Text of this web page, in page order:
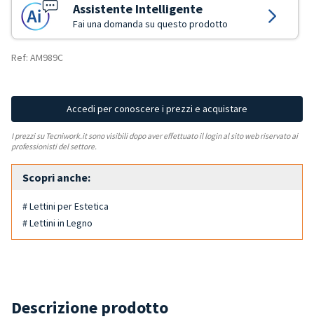
Assistente Intelligente
Fai una domanda su questo prodotto
Ref: AM989C
Accedi per conoscere i prezzi e acquistare
I prezzi su Tecniwork.it sono visibili dopo aver effettuato il login al sito web riservato ai
professionisti del settore.
Scopri anche:
# Lettini per Estetica
# Lettini in Legno
Descrizione prodotto